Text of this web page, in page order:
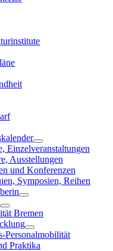
Einzelveranstaltungen
Ausstellungen
und Konferenzen
Symposien, Reihen
Bremen
Personalmobilität
Praktika